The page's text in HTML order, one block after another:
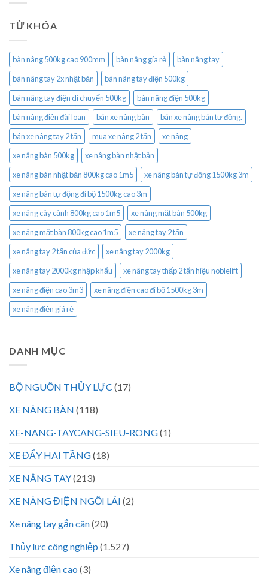
TỪ KHÓA
bàn nâng 500kg cao 900mm bàn nâng gía rẻ
bàn nâng tay
bàn nâng tay 2x nhật bản
bàn nâng tay điện 500kg
bàn nâng tay điện di chuyển 500kg
bàn nâng điện 500kg
bàn nâng điện đài loan
bán xe nâng bàn
bán xe nâng bán tự động.
bán xe nâng tay 2 tấn
mua xe nâng 2 tấn
xe nâng
xe nâng bàn 500kg
xe nâng bàn nhật bản
xe nâng bàn nhật bản 800kg cao 1m5
xe nâng bán tự động 1500kg 3m
xe nâng bán tự động đi bộ 1500kg cao 3m
xe nâng cây cảnh 800kg cao 1m5
xe nâng mặt bàn 500kg
xe nâng mặt bàn 800kg cao 1m5
xe nâng tay 2 tấn
xe nâng tay 2 tấn của đức
xe nâng tay 2000kg
xe nâng tay 2000kg nhập khẩu
xe nâng tay thấp 2 tấn hiệu noblelift
xe nâng điện cao 3m3
xe nâng điện cao đi bộ 1500kg 3m
xe nâng điện giá rẻ
DANH MỤC
BỘ NGUỒN THỦY LỰC (17)
XE NÂNG BÀN (118)
XE-NANG-TAYCANG-SIEU-RONG(1)
XE ĐẨY HAI TẦNG(18)
XE NÂNG TAY(213)
XE NÂNG ĐIỆN NGỒI LÁI (2)
Xe nâng tay gắn cân(20)
Thủy lực công nghiệp (1.527)
Xe nâng điện cao (3)